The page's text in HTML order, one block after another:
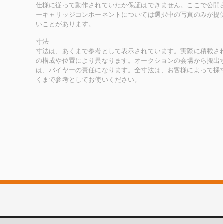
仕様に従って動作されていたか保証はできません。ここで公
ーキャリッジコンポーネントについては選択中の写真のみが
いことがあります。
寸法
寸法は、あくまで参考として表示されています。実際に積載
の構成や位置により異なります。オークションの会場から搬
は、バイヤーの責任になります。全寸法は、お客様によって
くまで参考としてお使いください。